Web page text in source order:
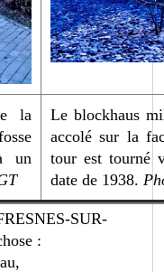
la
un
Le blockhaus
accolé sur la
tour est tourné
date de 1938.
SUR-
: